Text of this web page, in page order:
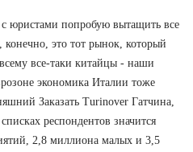
юристами попробую вытащить все
конечно, это тот рынок, который
все-таки китайцы - наши
экономика Италии тоже
Заказать Turinover Гатчина,
респондентов значится
2,8 миллиона малых и 3,5